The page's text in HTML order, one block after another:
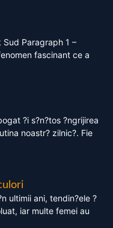
Sud Paragraph 1 –
fascinant ce a
?i s?n?tos ?ngrijirea
noastr? zilnic?. Fie
ultimii ani, tendin?ele ?
iar multe femei au